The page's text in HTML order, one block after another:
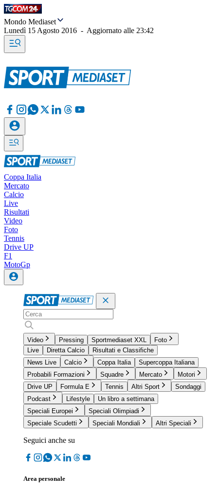
Mondo Mediaset
Lunedì 15 Agosto 2016 - Aggiornato alle 23:42
Coppa Italia
Mercato
Calcio
Live
Risultati
Video
Foto
Tennis
Drive UP
F1
MotoGp
Video Pressing Sportmediaset XXL
Foto
Live
Diretta Calcio
Risultati e Classifiche
News Live
Calcio Coppa Italia
Supercoppa Italiana
Probabili Formazioni
Squadre Mercato
Motori
Drive UP
Formula E Tennis Altri Sport
Sondaggi
Podcast
Lifestyle
Un libro a settimana
Speciali Europei
Speciali Olimpiadi
Speciale Scudetti
Speciali Mondiali Altri Speciali
Seguici anche su
Area personale